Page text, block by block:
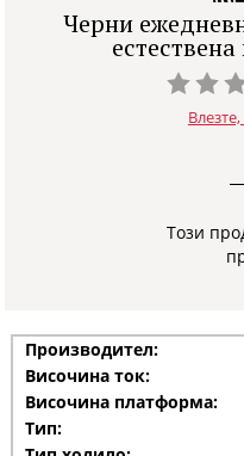
Черни
Този
Производител:
Височина ток:
Височина платформа:
Тип: